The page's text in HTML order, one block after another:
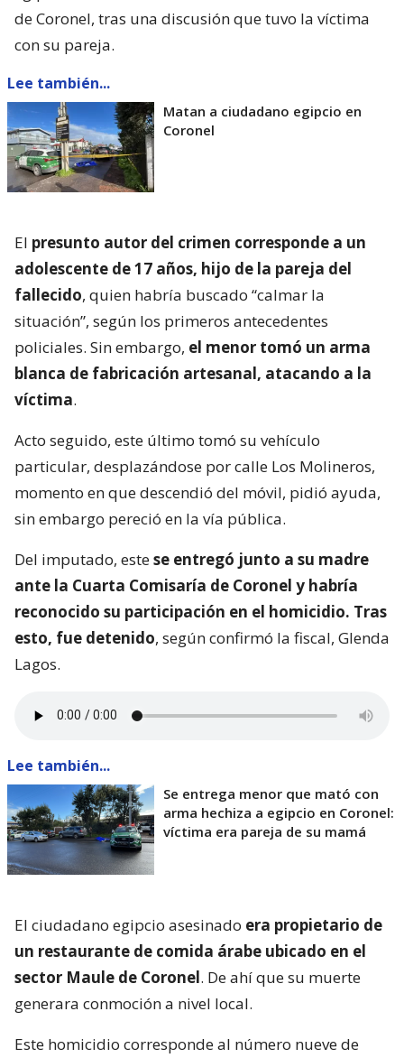
de Coronel, tras una discusión que tuvo la víctima
con su pareja.
Lee también...
Matan a ciudadano egipcio en
Coronel
El presunto autor del crimen corresponde a un
adolescente de 17 años, hijo de la pareja del
fallecido, quien habría buscado “calmar la
situación”, según los primeros antecedentes
policiales. Sin embargo, el menor tomó un arma
blanca de fabricación artesanal, atacando a la
víctima.
Acto seguido, este último tomó su vehículo
particular, desplazándose por calle Los Molineros,
momento en que descendió del móvil, pidió ayuda,
sin embargo pereció en la vía pública.
Del imputado, estese entregó junto a su madre
ante la Cuarta Comisaría de Coronel y habría
reconocido su participación en el homicidio. Tras
esto, fue detenido, según confirmó la fiscal, Glenda
Lagos.
Lee también...
Se entrega menor que mató con
arma hechiza a egipcio en Coronel:
víctima era pareja de su mamá
El ciudadano egipcio asesinado era propietario de
un restaurante de comida árabe ubicado en el
sector Maule de Coronel. De ahí que su muerte
generara conmoción a nivel local.
Este homicidio corresponde al número nueve de